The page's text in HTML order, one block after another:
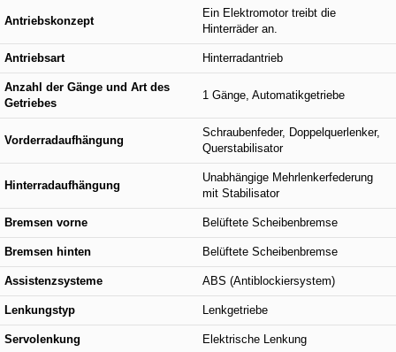
Antriebskonzept
Ein Elektromotor treibt die
Hinterräder an.
Antriebsart Hinterradantrieb
Anzahl der Gänge und Art des
Getriebes
1 Gänge, Automatikgetriebe
Vorderradaufhängung
Schraubenfeder, Doppelquerlenker,
Querstabilisator
Hinterradaufhängung
Unabhängige Mehrlenkerfederung
mit Stabilisator
Bremsen vorne Belüftete Scheibenbremse
Bremsen hinten Belüftete Scheibenbremse
Assistenzsysteme ABS (Antiblockiersystem)
Lenkungstyp Lenkgetriebe
Servolenkung Elektrische Lenkung